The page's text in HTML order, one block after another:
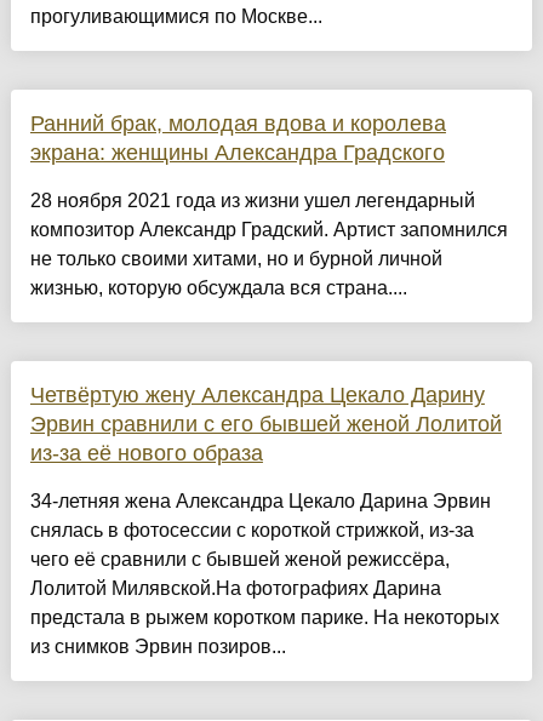
прогуливающимися по Москве...
Ранний брак, молодая вдова и королева
экрана: женщины Александра Градского
28 ноября 2021 года из жизни ушел легендарный
композитор Александр Градский. Артист запомнился
не только своими хитами, но и бурной личной
жизнью, которую обсуждала вся страна....
Четвёртую жену Александра Цекало Дарину
Эрвин сравнили с его бывшей женой Лолитой
из-за её нового образа
34-летняя жена Александра Цекало Дарина Эрвин
снялась в фотосессии с короткой стрижкой, из-за
чего её сравнили с бывшей женой режиссёра,
Лолитой Милявской.На фотографиях Дарина
предстала в рыжем коротком парике. На некоторых
из снимков Эрвин позиров...